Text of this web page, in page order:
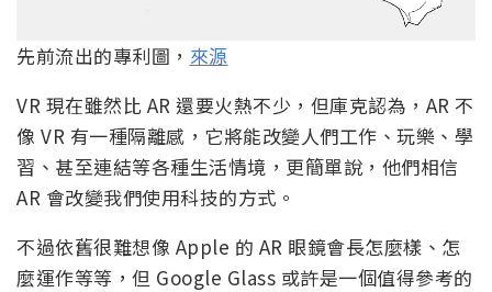
先前流出的專利圖， 來源
VR 現在雖然比 AR 還要火熱不少，但庫克認為，AR 不
像 VR 有一種隔離感，它將能改變人們工作、玩樂、學
習、甚至連結等各種生活情境，更簡單說，他們相信
AR 會改變我們使用科技的方式。
不過依舊很難想像 Apple 的 AR 眼鏡會長怎麼樣、怎
麼運作等等，但 Google Glass 或許是一個值得參考的